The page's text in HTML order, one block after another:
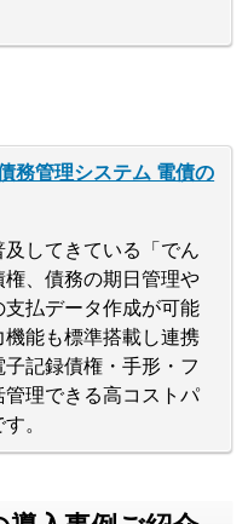
務管理システム 電債の
してきている「でん
、債務の期日管理や
払データ作成が可能
能も標準搭載し連携
記録債権・手形・フ
管理できる高コストパ
。